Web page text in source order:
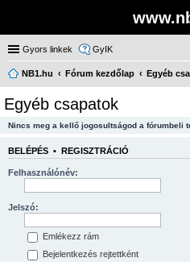
Gyors linkek GyIK
NB1.hu Fórum kezdőlap
Egyéb
Egyéb csapatok
Nincs meg a kellő jogosultságod a fórumbeli
BELÉPÉS • REGISZTRÁCIÓ
Felhasználónév:
Jelszó:
Emlékezz rám
Bejelentkezés rejtettként